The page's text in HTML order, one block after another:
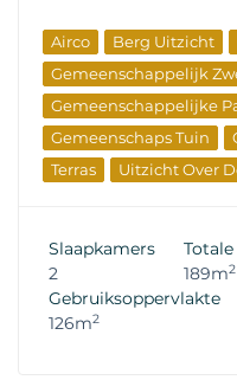
Airco Berg Uitzicht
Gemeenschappelijk
Gemeenschappelijke
Gemeenschaps Tuin
Terras
Uitzicht Over
Slaapkamers
2
189m2
Gebruiksoppervlakte
126m2